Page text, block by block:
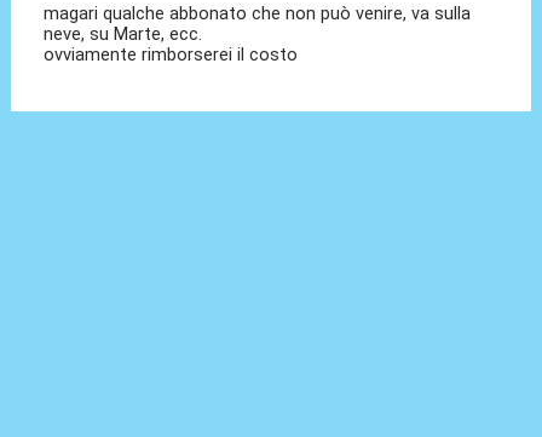
magari qualche abbonato che non può venire, va sulla
neve, su Marte, ecc.
ovviamente rimborserei il costo